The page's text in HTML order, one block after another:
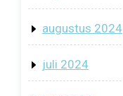
augustus 2024
juli 2024